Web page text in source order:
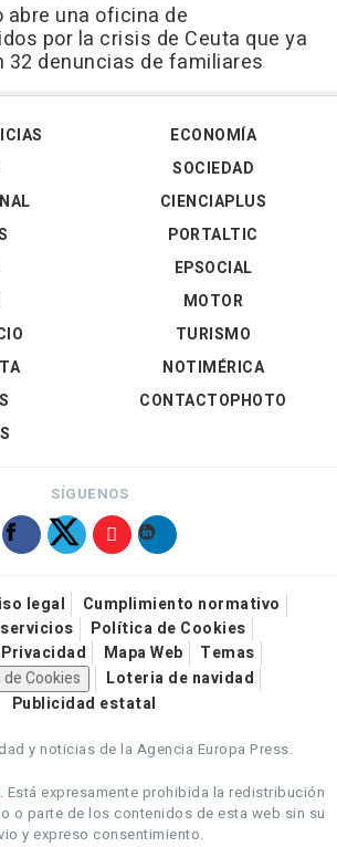
abre una oficina de
por la crisis de Ceuta que ya
32 denuncias de familiares
ECONOMÍA
SOCIEDAD
CIENCIAPLUS
PORTALTIC
EPSOCIAL
MOTOR
TURISMO
NOTIMÉRICA
CONTACTOPHOTO
SÍGUENOS
legal
Cumplimiento normativo
Política de Cookies
Mapa Web
Temas
Cookies
Loteria de navidad
Publicidad estatal
y noticias de la Agencia Europa Press.
Está expresamente prohibida la redistribución
o parte de los contenidos de esta web sin su
y expreso consentimiento.